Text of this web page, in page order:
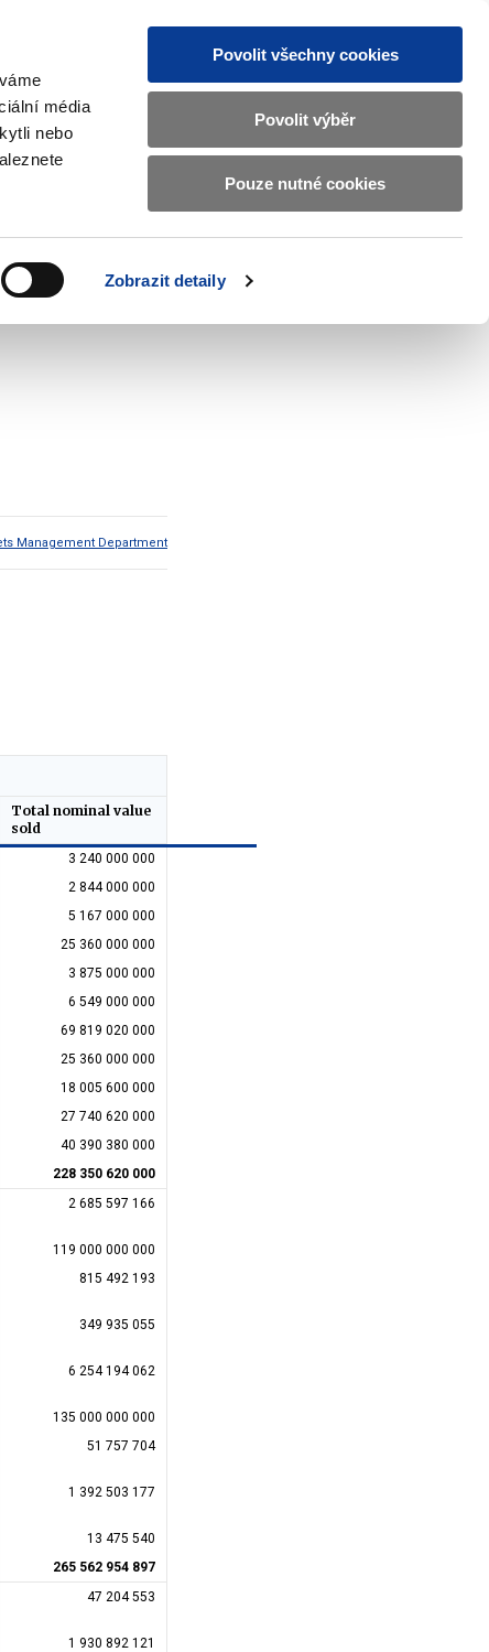
média
nebo
Zobrazit detaily
Povolit všechny cookies
Povolit výběr
Pouze nutné cookies
CZ EN
Základní
informace
o
Ministerstvu
financí
submenu
International
Management Department
Total nominal value
sold
3 240 000 000
2 844 000 000
5 167 000 000
25 360 000 000
3 875 000 000
6 549 000 000
69 819 020 000
25 360 000 000
18 005 600 000
27 740 620 000
40 390 380 000
228 350 620 000
2 685 597 166
119 000 000 000
815 492 193
349 935 055
6 254 194 062
135 000 000 000
51 757 704
1 392 503 177
13 475 540
265 562 954 897
47 204 553
1 930 892 121